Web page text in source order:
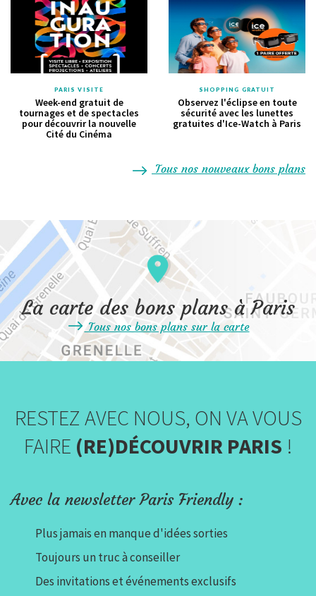
PARIS VISITE
Week-end gratuit de
tournages et de spectacles
pour découvrir la nouvelle
Cité du Cinéma
SHOPPING GRATUIT
Observez l'éclipse en toute
sécurité avec les lunettes
gratuites d'Ice-Watch à Paris
Tous nos nouveaux bons plans
La carte des bons plans à Paris
Tous nos bons plans sur la carte
RESTEZ AVEC NOUS, ON VA VOUS
FAIRE (RE)DÉCOUVRIR PARIS !
Avec la newsletter Paris Friendly :
Plus jamais en manque d'idées sorties
Toujours un truc à conseiller
Des invitations et événements exclusifs